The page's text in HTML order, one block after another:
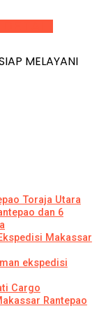
MELAYANI
Toraja Utara
dan 6
Makassar
ekspedisi
Cargo
Rantepao